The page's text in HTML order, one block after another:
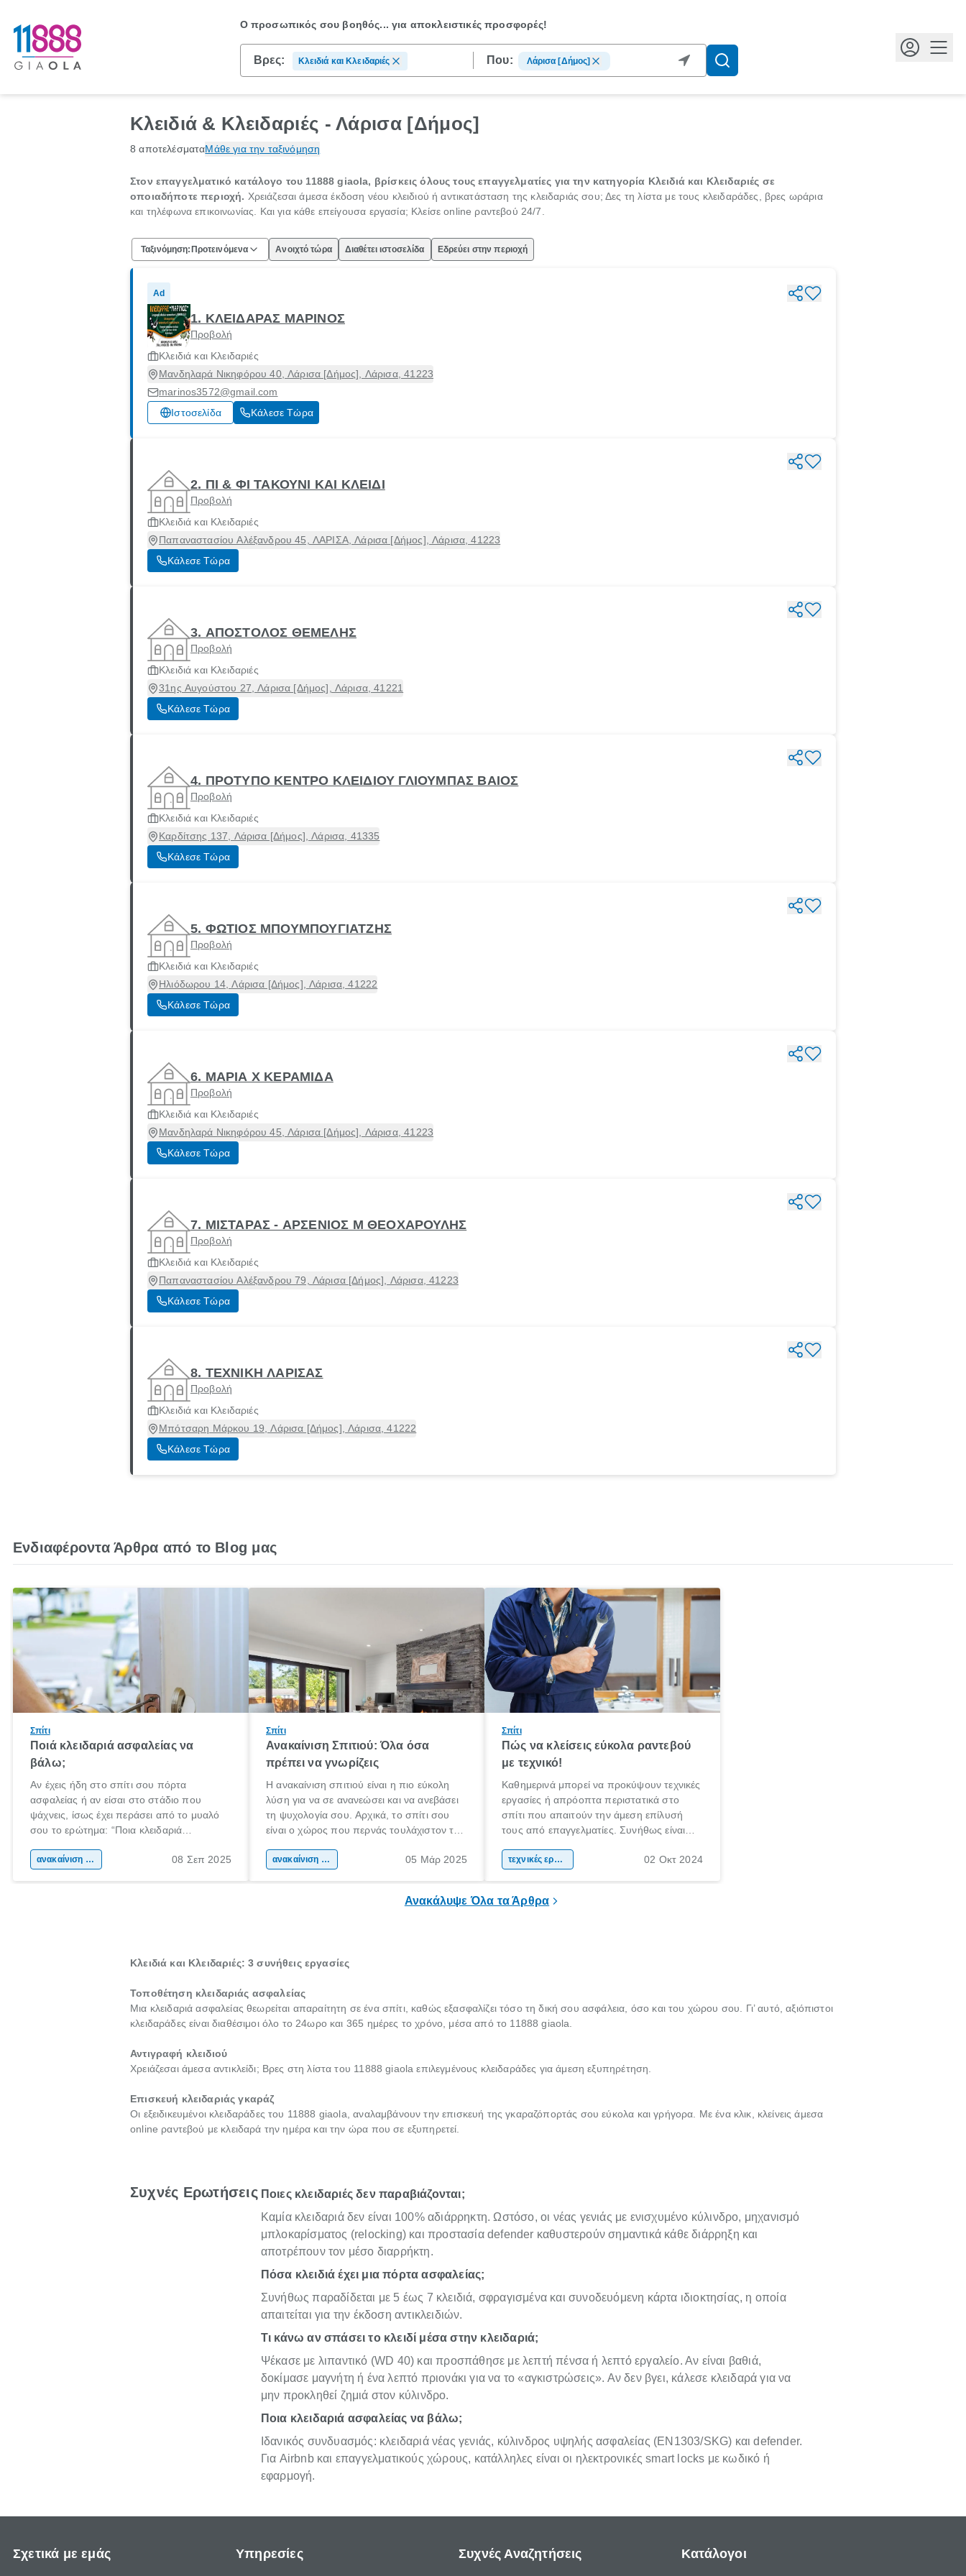
Ο προσωπικός σου βοηθός...για αποκλειστικές προσφορές!
Βρες: Κλειδιά και Κλειδαριές Που: Λάρισα [Δήμος]
Κλειδιά & Κλειδαριές - Λάρισα [Δήμος]
8 αποτελέσματαΜάθε για την ταξινόμηση
Στον επαγγελματικό κατάλογο του 11888 giaola, βρίσκεις όλους τους επαγγελματίες για την κατηγορία Κλειδιά και Κλειδαριές σε
οποιαδήποτε περιοχή. Χρειάζεσαι άμεσα έκδοση νέου κλειδιού ή αντικατάσταση της κλειδαριάς σου; Δες τη λίστα με τους κλειδαράδες, βρες ωράρια
και τηλέφωνα επικοινωνίας. Και για κάθε επείγουσα εργασία; Κλείσε online ραντεβού 24/7.
Ταξινόμηση: Προτεινόμενα Ανοιχτό τώρα Διαθέτει ιστοσελίδα Εδρεύει στην περιοχή
Ad
1. ΚΛΕΙΔΑΡΑΣ ΜΑΡΙΝΟΣ
Προβολή
Κλειδιά και Κλειδαριές
Μανδηλαρά Νικηφόρου 40, Λάρισα [Δήμος], Λάρισα, 41223
marinos3572@gmail.com
Ιστοσελίδα
Κάλεσε Τώρα
2. ΠΙ & ΦΙ ΤΑΚΟΥΝΙ ΚΑΙ ΚΛΕΙΔΙ
Προβολή
Κλειδιά και Κλειδαριές
Παπαναστασίου Αλέξανδρου 45, ΛΑΡΙΣΑ, Λάρισα [Δήμος], Λάρισα, 41223
Κάλεσε Τώρα
3. ΑΠΟΣΤΟΛΟΣ ΘΕΜΕΛΗΣ
Προβολή
Κλειδιά και Κλειδαριές
31ης Αυγούστου 27, Λάρισα [Δήμος], Λάρισα, 41221
Κάλεσε Τώρα
4. ΠΡΟΤΥΠΟ ΚΕΝΤΡΟ ΚΛΕΙΔΙΟΥ ΓΛΙΟΥΜΠΑΣ ΒΑΙΟΣ
Προβολή
Κλειδιά και Κλειδαριές
Καρδίτσης 137, Λάρισα [Δήμος], Λάρισα, 41335
Κάλεσε Τώρα
5. ΦΩΤΙΟΣ ΜΠΟΥΜΠΟΥΓΙΑΤΖΗΣ
Προβολή
Κλειδιά και Κλειδαριές
Ηλιόδωρου 14, Λάρισα [Δήμος], Λάρισα, 41222
Κάλεσε Τώρα
6. ΜΑΡΙΑ Χ ΚΕΡΑΜΙΔΑ
Προβολή
Κλειδιά και Κλειδαριές
Μανδηλαρά Νικηφόρου 45, Λάρισα [Δήμος], Λάρισα, 41223
Κάλεσε Τώρα
7. ΜΙΣΤΑΡΑΣ - ΑΡΣΕΝΙΟΣ Μ ΘΕΟΧΑΡΟΥΛΗΣ
Προβολή
Κλειδιά και Κλειδαριές
Παπαναστασίου Αλέξανδρου 79, Λάρισα [Δήμος], Λάρισα, 41223
Κάλεσε Τώρα
8. ΤΕΧΝΙΚΗ ΛΑΡΙΣΑΣ
Προβολή
Κλειδιά και Κλειδαριές
Μπότσαρη Μάρκου 19, Λάρισα [Δήμος], Λάρισα, 41222
Κάλεσε Τώρα
Ενδιαφέροντα Άρθρα από το Blog μας
Σπίτι
Ποιά κλειδαριά ασφαλείας να
βάλω;
Αν έχεις ήδη στο σπίτι σου πόρτα
ασφαλείας ή αν είσαι στο στάδιο που
ψάχνεις, ίσως έχει περάσει από το μυαλό
σου το ερώτημα: “Ποια κλειδαριά
αναρωτιέσαι ακόμα αν η ήδη υπάρχουσα
ανακαίνιση σπιτιού 08 Σεπ 2025
Σπίτι
Ανακαίνιση Σπιτιού: Όλα όσα
πρέπει να γνωρίζεις
Η ανακαίνιση σπιτιού είναι η πιο εύκολη
λύση για να σε ανανεώσει και να ανεβάσει
τη ψυχολογία σου. Αρχικά, το σπίτι σου
είναι ο χώρος που περνάς τουλάχιστον το
Επομένως, θα πρέπει να είναι ένας χώρος
ανακαίνιση σπιτιού 05 Μάρ 2025
Σπίτι
Πώς να κλείσεις εύκολα ραντεβού
με τεχνικό!
Καθημερινά μπορεί να προκύψουν τεχνικές
εργασίες ή απρόοπτα περιστατικά στο
σπίτι που απαιτούν την άμεση επίλυσή
τους από επαγγελματίες. Συνήθως είναι
να τις επιδιορθώσεις μόνος σου, τις
έναν πιστοποιημένο τεχνικό.
τεχνικές εργασίες 02 Οκτ 2024
Ανακάλυψε Όλα τα Άρθρα
Κλειδιά και Κλειδαριές: 3 συνήθεις εργασίες
Τοποθέτηση κλειδαριάς ασφαλείας
Μια κλειδαριά ασφαλείας θεωρείται απαραίτητη σε ένα σπίτι, καθώς εξασφαλίζει τόσο τη δική σου ασφάλεια, όσο και του χώρου σου. Γι’ αυτό, αξιόπιστοι
κλειδαράδες είναι διαθέσιμοι όλο το 24ωρο και 365 ημέρες το χρόνο, μέσα από το 11888 giaola.
Αντιγραφή κλειδιού
Χρειάζεσαι άμεσα αντικλείδι; Βρες στη λίστα του 11888 giaola επιλεγμένους κλειδαράδες για άμεση εξυπηρέτηση.
Επισκευή κλειδαριάς γκαράζ
Οι εξειδικευμένοι κλειδαράδες του 11888 giaola, αναλαμβάνουν την επισκευή της γκαραζόπορτάς σου εύκολα και γρήγορα. Με ένα κλικ, κλείνεις άμεσα
online ραντεβού με κλειδαρά την ημέρα και την ώρα που σε εξυπηρετεί.
Συχνές Ερωτήσεις Ποιες κλειδαριές δεν παραβιάζονται;
Καμία κλειδαριά δεν είναι 100% αδιάρρηκτη. Ωστόσο, οι νέας γενιάς με ενισχυμένο κύλινδρο, μηχανισμό
μπλοκαρίσματος (relocking) και προστασία defender καθυστερούν σημαντικά κάθε διάρρηξη και
αποτρέπουν τον μέσο διαρρήκτη.
Πόσα κλειδιά έχει μια πόρτα ασφαλείας;
Συνήθως παραδίδεται με 5 έως 7 κλειδιά, σφραγισμένα και συνοδευόμενη κάρτα ιδιοκτησίας, η οποία
απαιτείται για την έκδοση αντικλειδιών.
Τι κάνω αν σπάσει το κλειδί μέσα στην κλειδαριά;
Ψέκασε με λιπαντικό (WD 40) και προσπάθησε με λεπτή πένσα ή λεπτό εργαλείο. Αν είναι βαθιά,
δοκίμασε μαγνήτη ή ένα λεπτό πριονάκι για να το «αγκιστρώσεις». Αν δεν βγει, κάλεσε κλειδαρά για να
μην προκληθεί ζημιά στον κύλινδρο.
Ποια κλειδαριά ασφαλείας να βάλω;
Ιδανικός συνδυασμός: κλειδαριά νέας γενιάς, κύλινδρος υψηλής ασφαλείας (EN1303/SKG) και defender.
Για Airbnb και επαγγελματικούς χώρους, κατάλληλες είναι οι ηλεκτρονικές smart locks με κωδικό ή
εφαρμογή.
Σχετικά με εμάς Υπηρεσίες Συχνές Αναζητήσεις Κατάλογοι